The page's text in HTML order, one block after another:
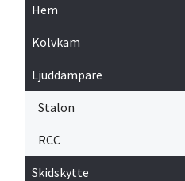
Hem
Kolvkam
Ljuddämpare
Stalon
RCC
Skidskytte